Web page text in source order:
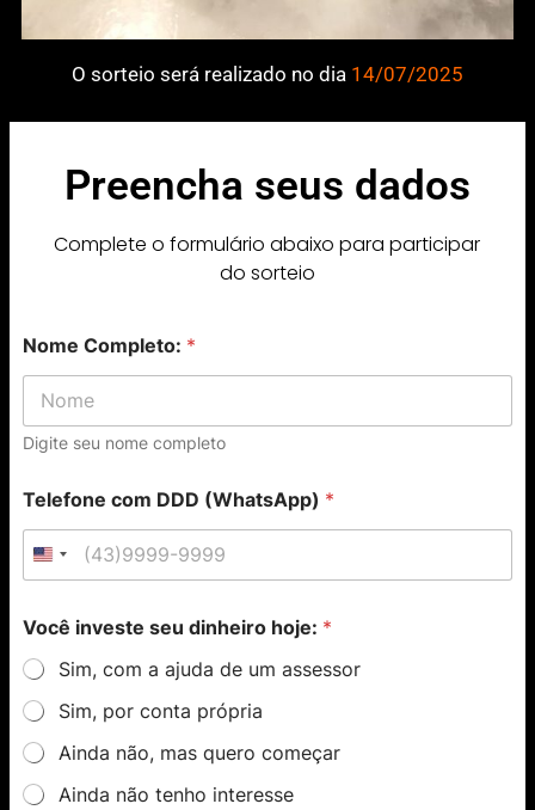
O sorteio será realizado no dia 14/07/2025
Preencha seus dados
Complete o formulário abaixo para participar
do sorteio
Nome Completo: *
Digite seu nome completo
Telefone com DDD (WhatsApp) *
U
i
d
S
Você investe seu dinheiro hoje: *
Sim, com a ajuda de um assessor
Sim, por conta própria
Ainda não, mas quero começar
Ainda não tenho interesse